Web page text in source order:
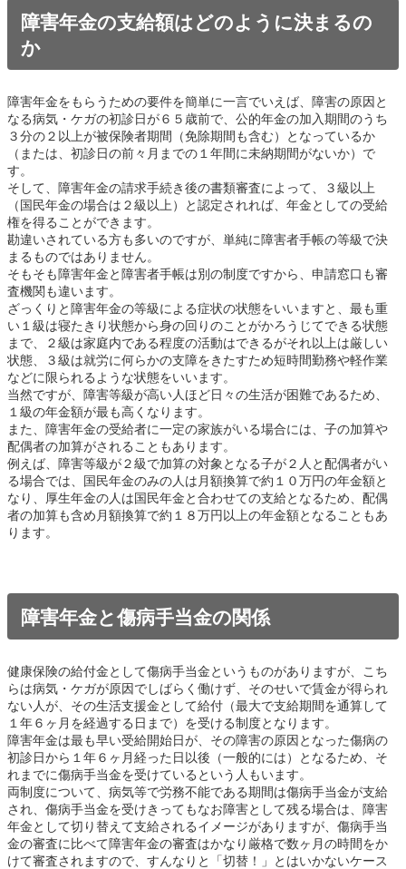
障害年金の支給額はどのように決まるの
か
障害年金をもらうための要件を簡単に一言でいえば、障害の原因と
なる病気・ケガの初診日が６５歳前で、公的年金の加入期間のうち
３分の２以上が被保険者期間（免除期間も含む）となっているか
（または、初診日の前々月までの１年間に未納期間がないか）で
す。
そして、障害年金の請求手続き後の書類審査によって、３級以上
（国民年金の場合は２級以上）と認定されれば、年金としての受給
権を得ることができます。
勘違いされている方も多いのですが、単純に障害者手帳の等級で決
まるものではありません。
そもそも障害年金と障害者手帳は別の制度ですから、申請窓口も審
査機関も違います。
ざっくりと障害年金の等級による症状の状態をいいますと、最も重
い１級は寝たきり状態から身の回りのことがかろうじてできる状態
まで、２級は家庭内である程度の活動はできるがそれ以上は厳しい
状態、３級は就労に何らかの支障をきたすため短時間勤務や軽作業
などに限られるような状態をいいます。
当然ですが、障害等級が高い人ほど日々の生活が困難であるため、
１級の年金額が最も高くなります。
また、障害年金の受給者に一定の家族がいる場合には、子の加算や
配偶者の加算がされることもあります。
例えば、障害等級が２級で加算の対象となる子が２人と配偶者がい
る場合では、国民年金のみの人は月額換算で約１０万円の年金額と
なり、厚生年金の人は国民年金と合わせての支給となるため、配偶
者の加算も含め月額換算で約１８万円以上の年金額となることもあ
ります。
障害年金と傷病手当金の関係
健康保険の給付金として傷病手当金というものがありますが、こち
らは病気・ケガが原因でしばらく働けず、そのせいで賃金が得られ
ない人が、その生活支援金として給付（最大で支給期間を通算して
１年６ヶ月を経過する日まで）を受ける制度となります。
障害年金は最も早い受給開始日が、その障害の原因となった傷病の
初診日から１年６ヶ月経った日以後（一般的には）となるため、そ
れまでに傷病手当金を受けているという人もいます。
両制度について、病気等で労務不能である期間は傷病手当金が支給
され、傷病手当金を受けきってもなお障害として残る場合は、障害
年金として切り替えて支給されるイメージがありますが、傷病手当
金の審査に比べて障害年金の審査はかなり厳格で数ヶ月の時間をか
けて審査されますので、すんなりと「切替！」とはいかないケース